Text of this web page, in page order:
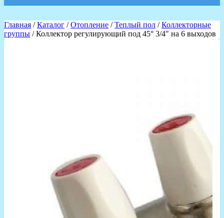
Главная /Каталог /Отопление /Теплый пол /Коллекторные
группы / Коллектор регулирующий под 45° 3/4" на 6 выходов